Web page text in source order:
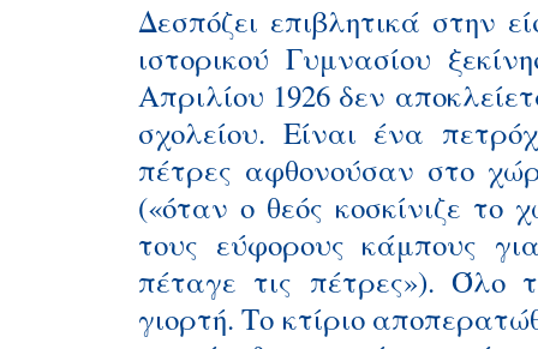
Δεσπόζει επιβλητικά στην
ιστορικού Γυμνασίου
Απριλίου 1926 δεν
σχολείου. Είναι ένα
πέτρες αφθονούσαν στο
(«όταν ο θεός κοσκίνιζε το
τους εύφορους κάμπους
πέταγε τις πέτρες»). Όλο
γιορτή. Το κτίριο